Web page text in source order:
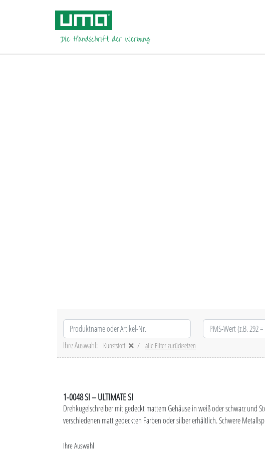
Ihre Auswahl:
Kunststoff alle Filter zurücksetzen
1-0048 SI – ULTIMATE SI
Drehkugelschreiber mit gedeckt mattem Gehäuse in weiß oder schwarz und
verschiedenen matt gedeckten Farben oder silber erhältlich. Schwere
Ihre Auswahl